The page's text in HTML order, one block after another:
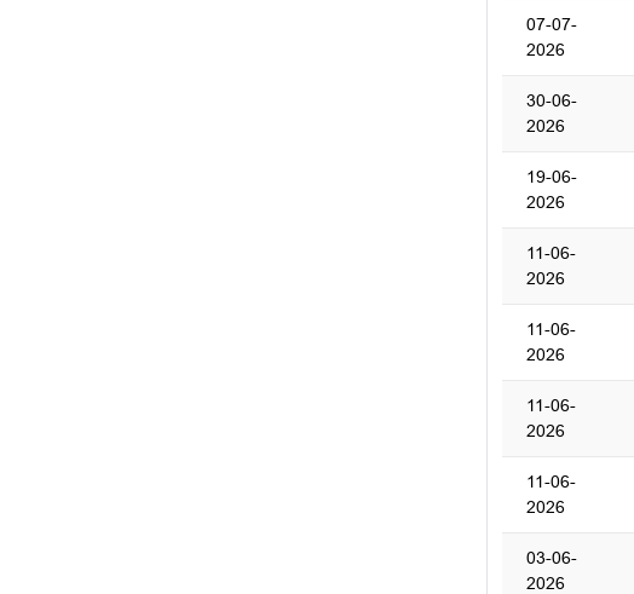
07-07-
2026
30-06-
2026
19-06-
2026
11-06-
2026
11-06-
2026
11-06-
2026
11-06-
2026
03-06-
2026